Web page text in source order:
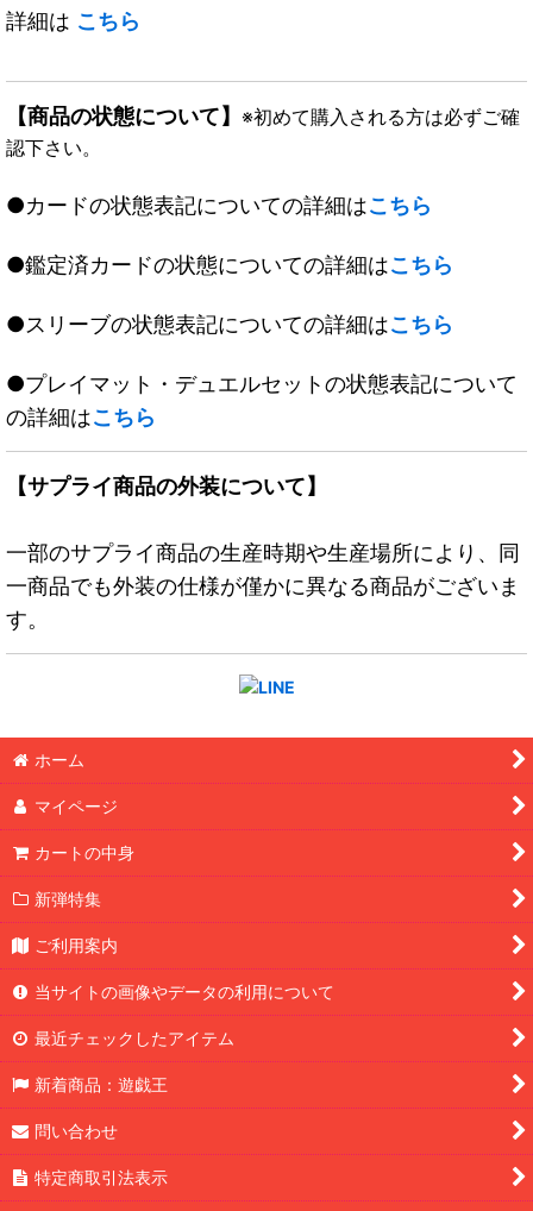
詳細は こちら
【商品の状態について】 ※初めて購入される方は必ずご確
認下さい。
●カードの状態表記についての詳細はこちら
●鑑定済カードの状態についての詳細はこちら
●スリーブの状態表記についての詳細はこちら
●プレイマット・デュエルセットの状態表記について
の詳細はこちら
【サプライ商品の外装について】
一部のサプライ商品の生産時期や生産場所により、同
一商品でも外装の仕様が僅かに異なる商品がございま
す。
ホーム
マイページ
カートの中身
新弾特集
ご利用案内
当サイトの画像やデータの利用について
最近チェックしたアイテム
新着商品：遊戯王
問い合わせ
特定商取引法表示